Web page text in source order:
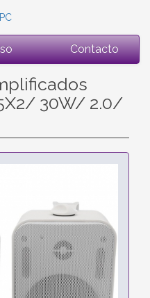
Contacto
30W/ 2.0/